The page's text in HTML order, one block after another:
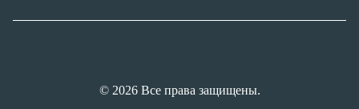
© 2026 Все права защищены.